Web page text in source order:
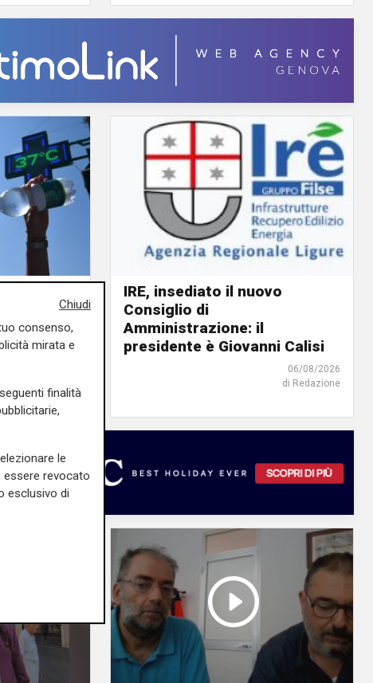
rosso
giorno
IRE, insediato il nuovo
Consiglio di
Amministrazione: il
presidente è Giovanni Calisi
06/08/2026
di Redazione
Chiudi
consenso,
mirata e
finalità
le
revocato
esclusivo di